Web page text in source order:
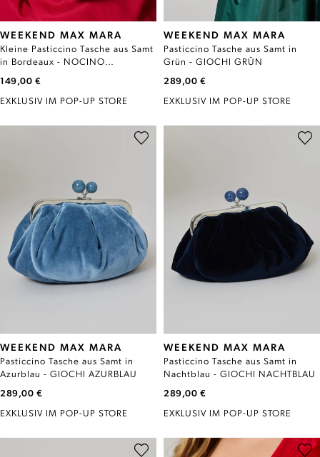
WEEKEND MAX MARA
Kleine Pasticcino Tasche aus Samt
in Bordeaux - NOCINO
149,00 €
EXKLUSIV IM POP-UP STORE
WEEKEND MAX MARA
Pasticcino Tasche aus Samt in
Grün - GIOCHI GRÜN
289,00 €
EXKLUSIV IM POP-UP STORE
WEEKEND MAX MARA
Pasticcino Tasche aus Samt in
Azurblau - GIOCHI AZURBLAU
289,00 €
EXKLUSIV IM POP-UP STORE
WEEKEND MAX MARA
Pasticcino Tasche aus Samt in
Nachtblau - GIOCHI NACHTBLAU
289,00 €
EXKLUSIV IM POP-UP STORE